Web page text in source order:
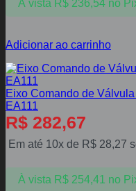
À vista R$236,54 no
Adicionar ao carrinho
Eixo Comando de
EA111
R$ 282,67
Em até 10x de R$ 28,27
À vista R$254,41 no